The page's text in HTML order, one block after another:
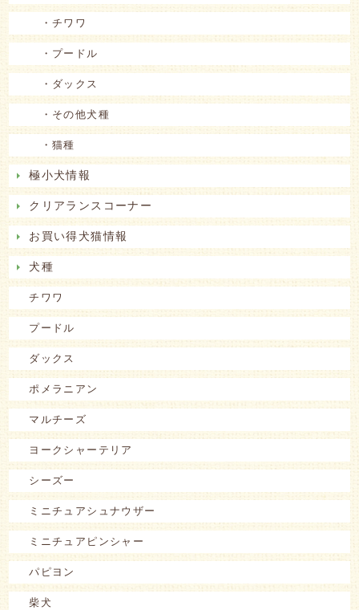
・チワワ
・プードル
・ダックス
・その他犬種
・猫種
極小犬情報
クリアランスコーナー
お買い得犬猫情報
犬種
チワワ
プードル
ダックス
ポメラニアン
マルチーズ
ヨークシャーテリア
シーズー
ミニチュアシュナウザー
ミニチュアピンシャー
パピヨン
柴犬